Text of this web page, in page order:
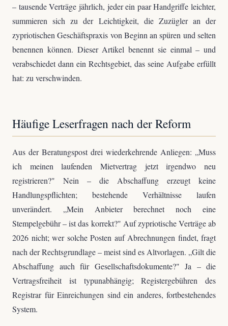
– tausende Verträge jährlich, jeder ein paar Handgriffe leichter,
summieren sich zu der Leichtigkeit, die Zuzügler an der
zypriotischen Geschäftspraxis von Beginn an spüren und selten
benennen können. Dieser Artikel benennt sie einmal – und
verabschiedet dann ein Rechtsgebiet, das seine Aufgabe erfüllt
hat: zu verschwinden.
Häufige Leserfragen nach der Reform
Aus der Beratungspost drei wiederkehrende Anliegen: „Muss
ich meinen laufenden Mietvertrag jetzt irgendwo neu
registrieren?" Nein – die Abschaffung erzeugt keine
Handlungspflichten; bestehende Verhältnisse laufen
unverändert. „Mein Anbieter berechnet noch eine
Stempelgebühr – ist das korrekt?" Auf zypriotische Verträge ab
2026 nicht; wer solche Posten auf Abrechnungen findet, fragt
nach der Rechtsgrundlage – meist sind es Altvorlagen. „Gilt die
Abschaffung auch für Gesellschaftsdokumente?" Ja – die
Vertragsfreiheit ist typunabhängig; Registergebühren des
Registrar für Einreichungen sind ein anderes, fortbestehendes
System.